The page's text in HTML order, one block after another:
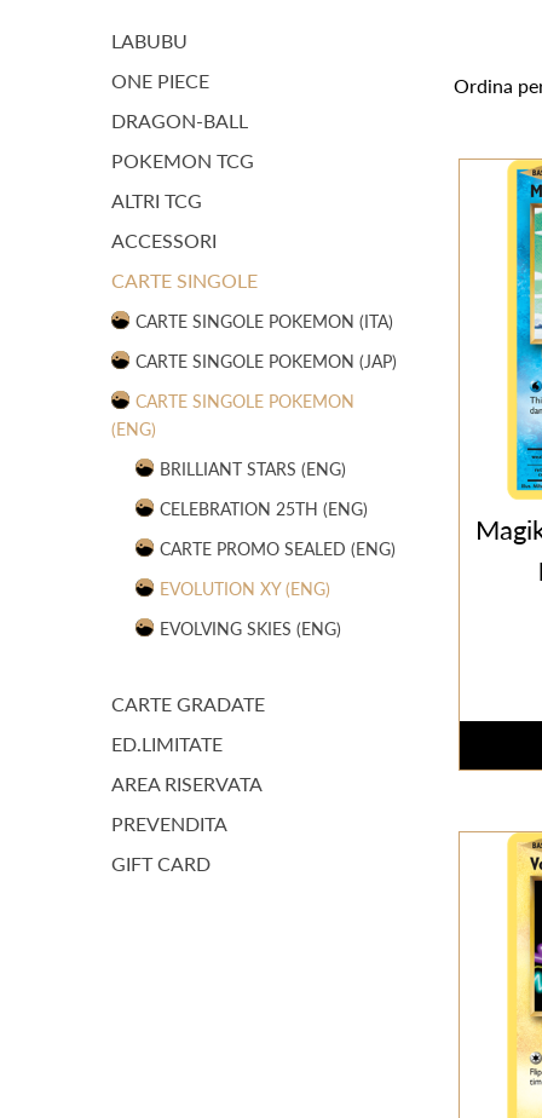
LABUBU
ONE PIECE
DRAGON-BALL
POKEMON TCG
ALTRI TCG
ACCESSORI
CARTE SINGOLE
CARTE SINGOLE POKEMON (ITA)
CARTE SINGOLE POKEMON (JAP)
CARTE SINGOLE POKEMON
(ENG)
BRILLIANT STARS (ENG)
CELEBRATION 25TH (ENG)
CARTE PROMO SEALED (ENG)
EVOLUTION XY (ENG)
EVOLVING SKIES (ENG)
CARTE GRADATE
ED.LIMITATE
AREA RISERVATA
PREVENDITA
GIFT CARD
Ordina